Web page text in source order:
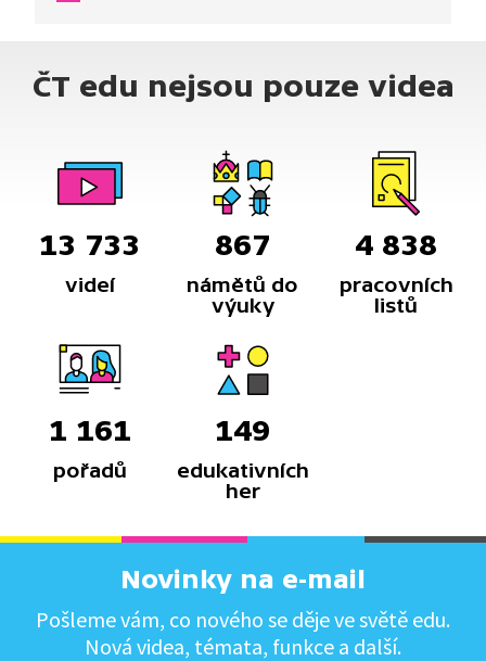
ČT edu nejsou pouze videa
13 733
videí
867
námětů do
výuky
4 838
pracovních
listů
1 161
pořadů
149
edukativních
her
Novinky na e-mail
Pošleme vám, co nového se děje ve světě edu.
Nová videa, témata, funkce a další.